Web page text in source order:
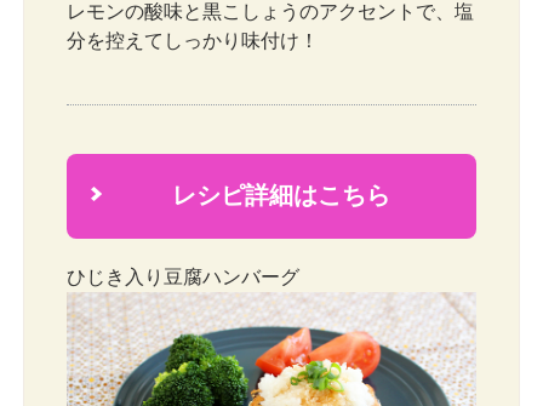
レモンの酸味と黒こしょうのアクセントで、塩
分を控えてしっかり味付け！
2 レシピ詳細はこちら
ひじき入り豆腐ハンバーグ